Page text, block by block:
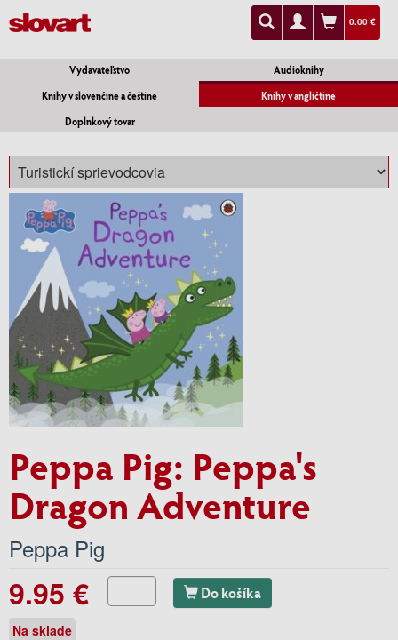
0.00 €
Vydavateľstvo
Audioknihy
Knihy v slovenčine a češtine
Knihy v angličtine
Doplnkový tovar
Peppa Pig: Peppa's
Dragon Adventure
Peppa Pig
9.95 € Do košíka
Na sklade